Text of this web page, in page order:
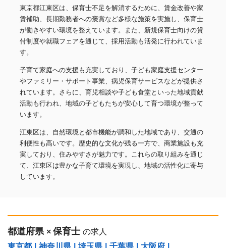
東京都江東区は、保育士不足を解消するために、賃金改善や家
賃補助、長期勤務者への褒賞など多様な施策を実施し、保育士
が働きやすい環境を整えています。また、新規保育士向けの貸
付制度や就職フェアを通じて、採用活動も活発に行われていま
す。
子育て家庭への支援も充実しており、子ども家庭支援センター
やファミリー・サポート事業、病児保育サービスなどが提供さ
れています。さらに、育児相談や子ども食堂といった地域貢献
活動も行われ、地域の子どもたちが安心して育つ環境が整って
います。
江東区は、自然環境と都市機能が調和した地域であり、交通の
利便性も高いです。歴史的な文化が残る一方で、商業施設も充
実しており、住みやすさが魅力です。これらの取り組みを通じ
て、江東区は豊かな子育て環境を実現し、地域の活性化に寄与
しています。
都道府県 × 保育士 の求人
東京都
神奈川県 埼玉県 千葉県 大阪府